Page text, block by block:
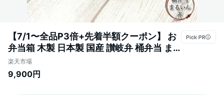
【7/1〜全品P3倍+先着半額クーポン】 お
弁当箱 木製 日本製 国産 讃岐弁 桶弁当 ま
るいん 赤 銅たが 約500cc ランチボックス
一段 かわいい 男性 女性 子供 こども 小学
楽天市場
9,900円